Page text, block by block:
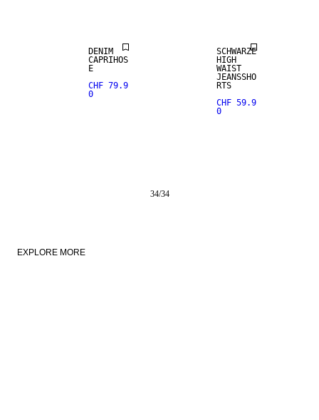
DENIM
CAPRIHOS
E
CHF 79.9
0
SCHWARZE
HIGH
WAIST
JEANSSHO
RTS
CHF 59.9
0
34/34
EXPLORE MORE